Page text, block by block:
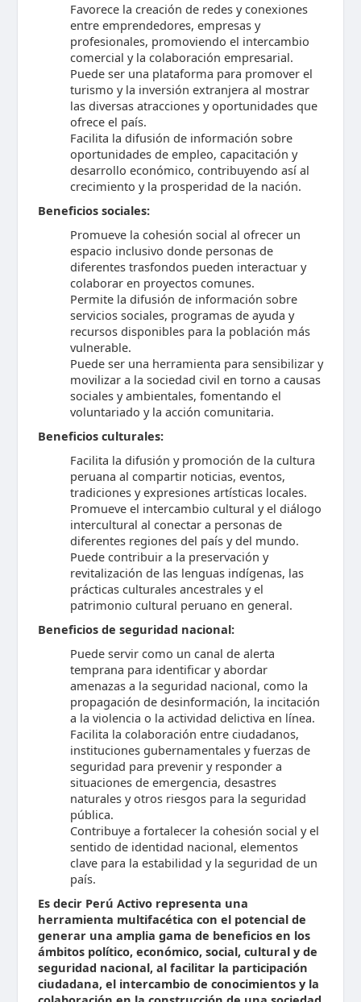
Favorece la creación de redes y conexiones
entre emprendedores, empresas y
profesionales, promoviendo el intercambio
comercial y la colaboración empresarial.
Puede ser una plataforma para promover el
turismo y la inversión extranjera al mostrar
las diversas atracciones y oportunidades que
ofrece el país.
Facilita la difusión de información sobre
oportunidades de empleo, capacitación y
desarrollo económico, contribuyendo así al
crecimiento y la prosperidad de la nación.
Beneficios sociales:
Promueve la cohesión social al ofrecer un
espacio inclusivo donde personas de
diferentes trasfondos pueden interactuar y
colaborar en proyectos comunes.
Permite la difusión de información sobre
servicios sociales, programas de ayuda y
recursos disponibles para la población más
vulnerable.
Puede ser una herramienta para sensibilizar y
movilizar a la sociedad civil en torno a causas
sociales y ambientales, fomentando el
voluntariado y la acción comunitaria.
Beneficios culturales:
Facilita la difusión y promoción de la cultura
peruana al compartir noticias, eventos,
tradiciones y expresiones artísticas locales.
Promueve el intercambio cultural y el diálogo
intercultural al conectar a personas de
diferentes regiones del país y del mundo.
Puede contribuir a la preservación y
revitalización de las lenguas indígenas, las
prácticas culturales ancestrales y el
patrimonio cultural peruano en general.
Beneficios de seguridad nacional:
Puede servir como un canal de alerta
temprana para identificar y abordar
amenazas a la seguridad nacional, como la
propagación de desinformación, la incitación
a la violencia o la actividad delictiva en línea.
Facilita la colaboración entre ciudadanos,
instituciones gubernamentales y fuerzas de
seguridad para prevenir y responder a
situaciones de emergencia, desastres
naturales y otros riesgos para la seguridad
pública.
Contribuye a fortalecer la cohesión social y el
sentido de identidad nacional, elementos
clave para la estabilidad y la seguridad de un
país.
Es decir Perú Activo representa una
herramienta multifacética con el potencial de
generar una amplia gama de beneficios en los
ámbitos político, económico, social, cultural y de
seguridad nacional, al facilitar la participación
ciudadana, el intercambio de conocimientos y la